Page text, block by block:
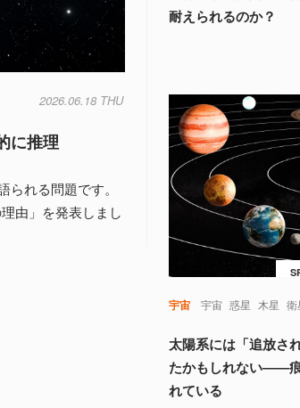
2026.06.18 THU
に推理
れる問題です。
由」を発表しまし
耐えられるのか？
宇宙 宇宙 惑星 木星 衛
太陽系には「追放さ
たかもしれない――
れている